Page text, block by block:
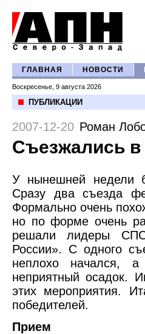
ГЛАВНАЯ НОВОСТИ
Воскресенье, 9 августа 2026
ПУБЛИКАЦИИ
2007-12-20 Роман
Съезжались
У нынешней недели
Сразу два съезда
Формально очень
но по форме очень
решали лидеры
России». С одного
неплохо начался, а
неприятный осадок.
этих мероприятия.
победителей.
Прием